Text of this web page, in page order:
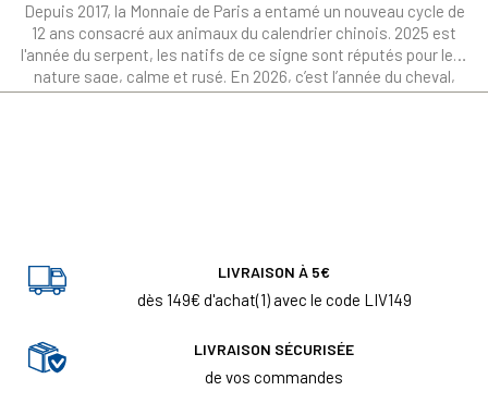
Depuis 2017, la Monnaie de Paris a entamé un nouveau cycle de
12 ans consacré aux animaux du calendrier chinois. 2025 est
l'année du serpent, les natifs de ce signe sont réputés pour leur
nature sage, calme et rusé. En 2026, c’est l’année du cheval,
symbole d'énergie et d'indépendance. Et vous, connaissez-vous
LIVRAISON À 5€
dès 149€ d'achat(1) avec le code LIV149
LIVRAISON SÉCURISÉE
de vos commandes